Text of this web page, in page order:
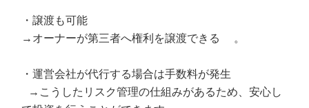
・譲渡も可能
→オーナーが第三者へ権利を譲渡できる 。
・運営会社が代行する場合は手数料が発生
→こうしたリスク管理の仕組みがあるため、安心し